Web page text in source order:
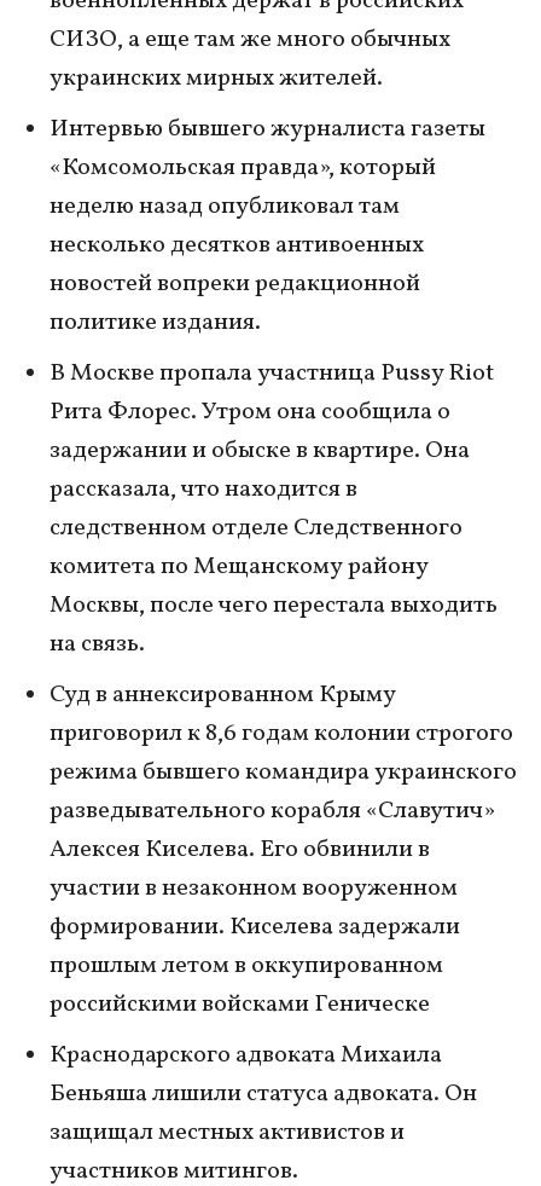
СИЗО, а еще там же много обычных
украинских мирных жителей.
Интервью бывшего журналиста газеты
«Комсомольская правда», который
неделю назад опубликовал там
несколько десятков антивоенных
новостей вопреки редакционной
политике издания.
В Москве пропала участница Pussy Riot
Рита Флорес. Утром она сообщила о
задержании и обыске в квартире. Она
рассказала, что находится в
следственном отделе Следственного
комитета по Мещанскому району
Москвы, после чего перестала выходить
на связь.
Суд в аннексированном Крыму
приговорил к 8,6 годам колонии строгого
режима бывшего командира украинского
разведывательного корабля «Славутич»
Алексея Киселева. Его обвинили в
участии в незаконном вооруженном
формировании. Киселева задержали
прошлым летом в оккупированном
российскими войсками Геническе
Краснодарского адвоката Михаила
Беньяша лишили статуса адвоката. Он
защищал местных активистов и
участников митингов.